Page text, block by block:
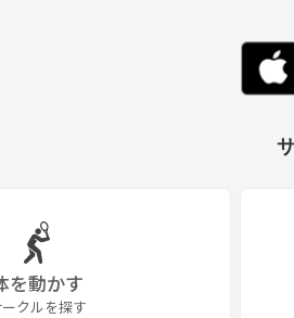
を動かす
クルを探す